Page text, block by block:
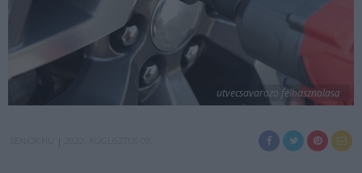
utvecsavarozo felhasznalasa